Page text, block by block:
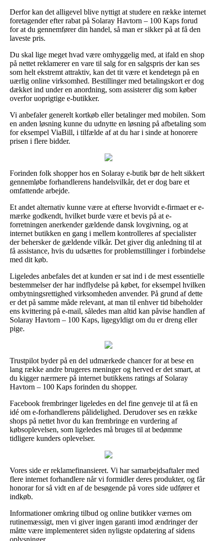
Derfor kan det alligevel blive nyttigt at studere en række internet
foretagender efter rabat på Solaray Havtorn – 100 Kaps forud
for at du gennemfører din handel, så man er sikker på at få den
laveste pris.
Du skal lige meget hvad være omhyggelig med, at ifald en shop
på nettet reklamerer en vare til salg for en salgspris der kan ses
som helt ekstremt attraktiv, kan det tit være et kendetegn på en
uærlig online virksomhed. Bestillinger med betalingskort er dog
dækket ind under en anordning, som assisterer dig som køber
overfor uoprigtige e-butikker.
Vi anbefaler generelt kortkøb eller betalinger med mobilen. Som
en anden løsning kunne du udnytte en løsning på afbetaling som
for eksempel ViaBill, i tilfælde af at du har i sinde at honorere
prisen i flere bidder.
Forinden folk shopper hos en Solaray e-butik bør de helt sikkert
gennemløbe forhandlerens handelsvilkår, det er dog bare et
omfattende arbejde.
Et andet alternativ kunne være at efterse hvorvidt e-firmaet er e-
mærke godkendt, hvilket burde være et bevis på at e-
forretningen anerkender gældende dansk lovgivning, og at
internet butikken en gang i mellem kontrolleres af specialister
der behersker de gældende vilkår. Det giver dig anledning til at
få assistance, hvis du udsættes for problemstillinger i forbindelse
med dit køb.
Ligeledes anbefales det at kunden er sat ind i de mest essentielle
bestemmelser der har indflydelse på købet, for eksempel hvilken
ombytningsrettighed virksomheden anvender. På grund af dette
er det på samme måde relevant, at man til enhver tid bibeholder
ens kvittering på e-mail, således man altid kan påvise handlen af
Solaray Havtorn – 100 Kaps, ligegyldigt om du er dreng eller
pige.
Trustpilot byder på en del udmærkede chancer for at bese en
lang række andre brugeres meninger og herved er det smart, at
du kigger nærmere på internet butikkens ratings af Solaray
Havtorn – 100 Kaps forinden du shopper.
Facebook frembringer ligeledes en del fine genveje til at få en
idé om e-forhandlerens pålidelighed. Derudover ses en række
shops på nettet hvor du kan frembringe en vurdering af
købsoplevelsen, som ligeledes må bruges til at bedømme
tidligere kunders oplevelser.
Vores side er reklamefinansieret. Vi har samarbejdsaftaler med
flere internet forhandlere når vi formidler deres produkter, og får
honorar for så vidt en af de besøgende på vores side udfører et
indkøb.
Informationer omkring tilbud og online butikker værnes om
rutinemæssigt, men vi giver ingen garanti imod ændringer der
måtte være implementeret siden nyligste opdatering af sidens
oplysninger.